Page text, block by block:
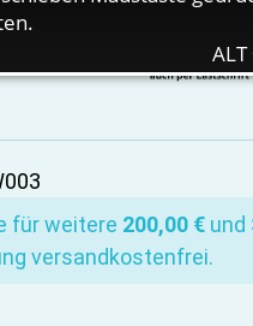
für weitere 200,00 € und
versandkostenfrei.